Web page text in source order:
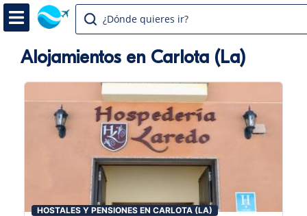
¿Dónde quieres ir?
Alojamientos en Carlota (La)
HOSTALES Y PENSIONES EN CARLOTA (LA)